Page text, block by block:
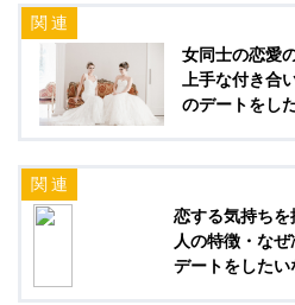
女同士の恋愛
上手な付き合
のデートをし
恋する気持ち
人の特徴・な
デートをした